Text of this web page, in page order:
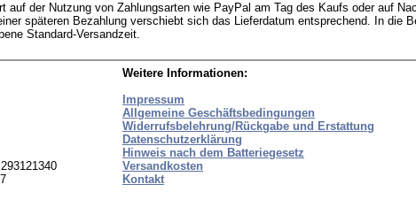
auf der Nutzung von Zahlungsarten wie PayPal am Tag des Kaufs oder auf
späteren Bezahlung verschiebt sich das Lieferdatum entsprechend. In die
Standard-Versandzeit.
Weitere Informationen:
Impressum
Allgemeine Geschäftsbedingungen
Widerrufsbelehrung/Rückgabe und Erstattung
Datenschutzerklärung
Hinweis nach dem Batteriegesetz
Versandkosten
Kontakt